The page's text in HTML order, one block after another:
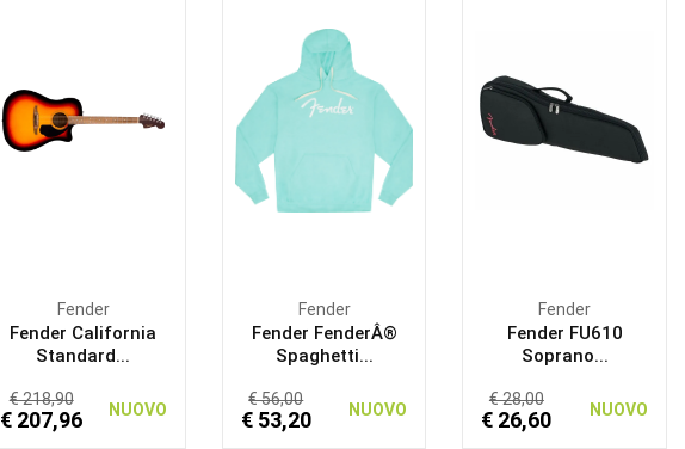
Fender
Fender California
Standard...
€ 218,90
€ 207,96 NUOVO
Fender
Fender FenderÂ®
Spaghetti...
€ 56,00
€ 53,20 NUOVO
Fender
Fender FU610
Soprano...
€ 28,00
€ 26,60 NUOVO